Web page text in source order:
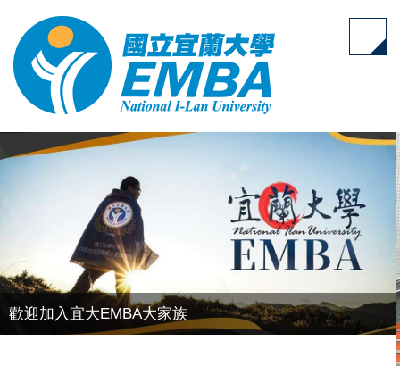
主
要
內
歡迎加入宜大EMBA大家族